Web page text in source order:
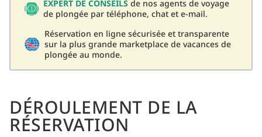
EXPERT DE CONSEILS de nos agents de voyage
de plongée par téléphone, chat et e-mail.
Réservation en ligne sécurisée et transparente
sur la plus grande marketplace de vacances de
plongée au monde.
DÉROULEMENT DE LA
RÉSERVATION